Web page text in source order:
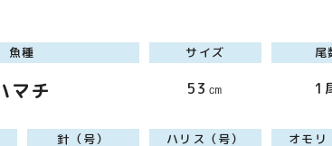
魚種
マチ
サイズ
53㎝
尾
1
針（号） ハリス（号） オモリ